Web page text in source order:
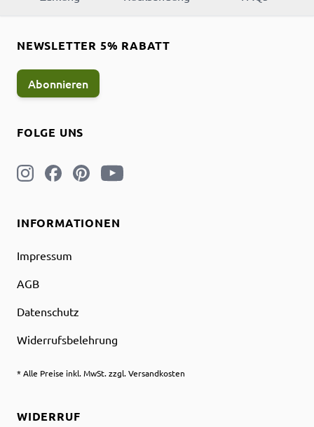
INFORMATIONEN
Impressum
AGB
Datenschutz
Widerrufsbelehrung
* Alle Preise inkl. MwSt. zzgl. Versandkosten
FOLGE UNS
NEWSLETTER 5% RABATT
Abonnieren
WIDERRUF